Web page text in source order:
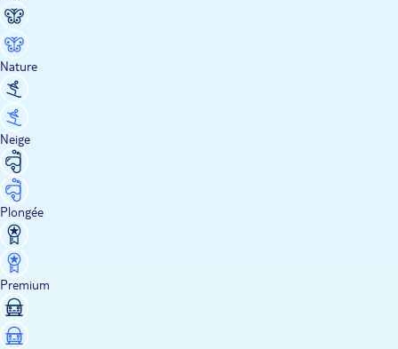
Nature
Neige
Plongée
Premium